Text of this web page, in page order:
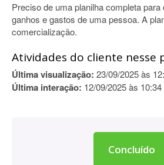
Preciso de uma planilha completa
ganhos e gastos de uma pessoa. A
comercialização.
Atividades do cliente nesse
Última visualização: 23/09/2025 às
Última interação: 12/09/2025 às 10:34
Concluído